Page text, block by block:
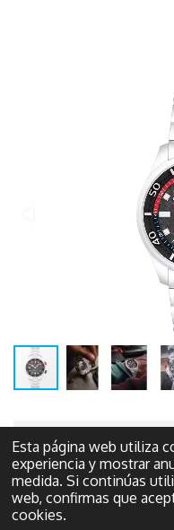
Esta página web utiliza
experiencia y mostrar
medida. Si continúas
web, confirmas que
cookies.
© 2022 - 2026 El